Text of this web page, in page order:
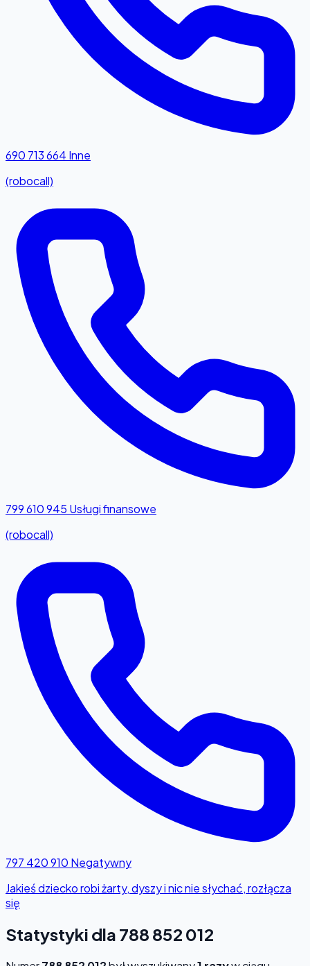
690 713 664 Inne
(robocall)
799 610 945 Usługi finansowe
(robocall)
797 420 910 Negatywny
Jakieś dziecko robi żarty, dyszy i nic nie słychać, rozłącza
się
Statystyki dla 788 852 012